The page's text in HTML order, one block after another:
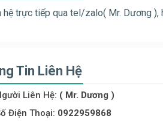
hệ trực tiếp qua tel/zalo( Mr. Dương
Tin Liên Hệ
Liên Hệ: ( Mr. Dương )
Điện Thoại: 0922959868